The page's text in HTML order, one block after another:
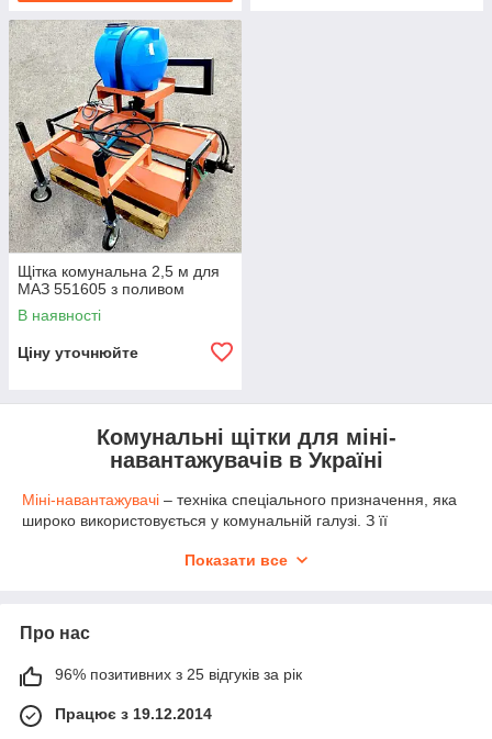
Щітка комунальна 2,5 м для
МАЗ 551605 з поливом
В наявності
Ціну уточнюйте
Комунальні щітки для міні-
навантажувачів в Україні
Міні-навантажувачі – техніка спеціального призначення, яка
широко використовується у комунальній галузі. З її
забезпечується підтримання чистоти та охайності міської
знайти таку продукцію на максимально вигідних умовах
можна у каталозі товарів «Гідромаркет». Серед
представленого асортименту ви гарантовано підберете
обладнання під умови експлуатації, зможете на практиці
переконатися в його високій якості і надійності. І все це за
більш ніж розумною ціною.
Показати все
Про нас
96% позитивних з 25 відгуків за рік
Працює з 19.12.2014